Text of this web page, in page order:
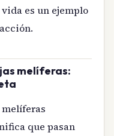
es un ejemplo
melíferas:
que pasan